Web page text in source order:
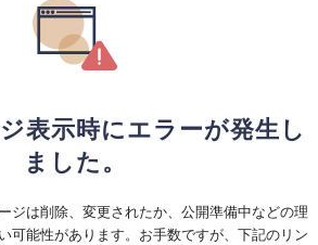
表示時にエラーが発生し
ました。
ジは削除、変更されたか、公開準備中などの理
可能性があります。お手数ですが、下記のリン